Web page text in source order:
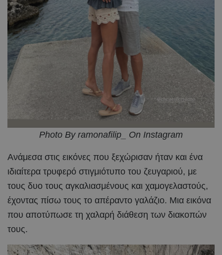
Photo By ramonafilip_ On Instagram
Ανάμεσα στις εικόνες που ξεχώρισαν ήταν και ένα
ιδιαίτερα τρυφερό στιγμιότυπο του ζευγαριού, με
τους δυο τους αγκαλιασμένους και χαμογελαστούς,
έχοντας πίσω τους το απέραντο γαλάζιο. Μια εικόνα
που αποτύπωσε τη χαλαρή διάθεση των διακοπών
τους.